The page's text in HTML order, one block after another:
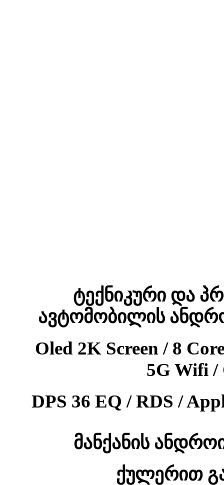
ტექნიკური და
ავტომობილის
Oled 2K Screen / 8
5G Wifi /
DPS 36 EQ / RDS /
მანქანის
ქულერით